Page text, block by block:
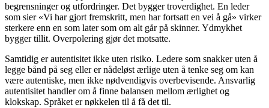
begrensninger og utfordringer. Det bygger troverdighet. En leder
som sier «Vi har gjort fremskritt, men har fortsatt en vei å gå» virker
sterkere enn en som later som om alt går på skinner. Ydmykhet
bygger tillit. Overpolering gjør det motsatte.
Samtidig er autentisitet ikke uten risiko. Ledere som snakker uten å
legge bånd på seg eller er nådeløst ærlige uten å tenke seg om kan
være autentiske, men ikke nødvendigvis overbevisende. Ansvarlig
autentisitet handler om å finne balansen mellom ærlighet og
klokskap. Språket er nøkkelen til å få det til.